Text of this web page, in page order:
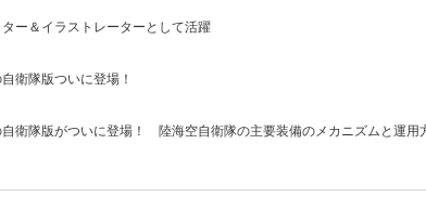
ー＆イラストレーターとして活躍
衛隊版ついに登場！
衛隊版がついに登場！ 陸海空自衛隊の主要装備のメカニズムと運